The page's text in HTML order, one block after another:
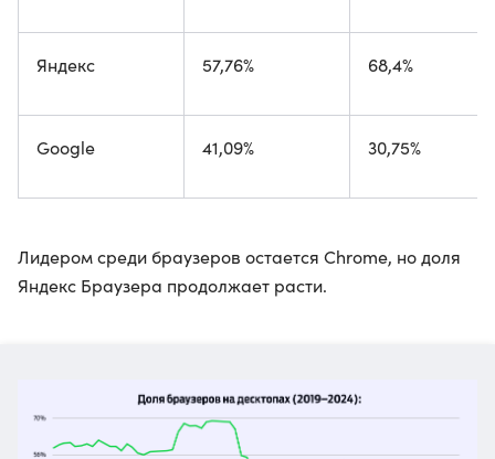
Яндекс 57,76% 68,4%
Google 41,09% 30,75%
Лидером среди браузеров остается Chrome, но доля
Яндекс Браузера продолжает расти.